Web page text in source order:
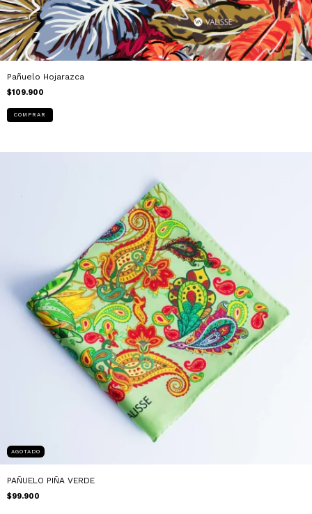
Pañuelo Hojarazca
$109.900
AGOTADO
PAÑUELO PIÑA VERDE
$99.900